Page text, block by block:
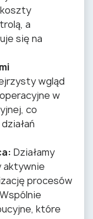
a
się na
wgląd
w
co
Działamy
aktywnie
procesów
które